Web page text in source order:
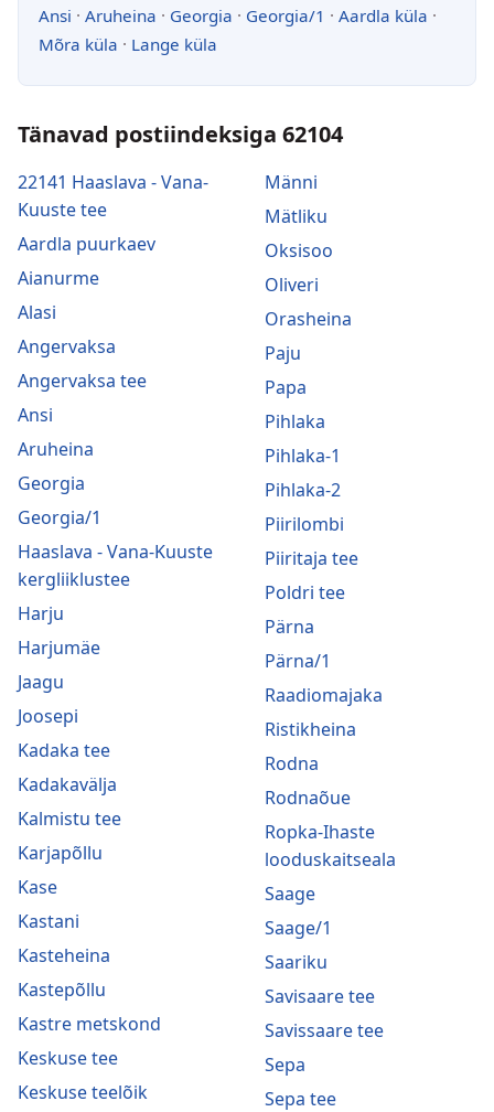
Ansi · Aruheina · Georgia · Georgia/1 · Aardla küla ·
Mõra küla · Lange küla
Tänavad postiindeksiga 62104
22141 Haaslava - Vana-
Kuuste tee
Aardla puurkaev
Aianurme
Alasi
Angervaksa
Angervaksa tee
Ansi
Aruheina
Georgia
Georgia/1
Haaslava - Vana-Kuuste
kergliiklustee
Harju
Harjumäe
Jaagu
Joosepi
Kadaka tee
Kadakavälja
Kalmistu tee
Karjapõllu
Kase
Kastani
Kasteheina
Kastepõllu
Kastre metskond
Keskuse tee
Keskuse teelõik
Männi
Mätliku
Oksisoo
Oliveri
Orasheina
Paju
Papa
Pihlaka
Pihlaka-1
Pihlaka-2
Piirilombi
Piiritaja tee
Poldri tee
Pärna
Pärna/1
Raadiomajaka
Ristikheina
Rodna
Rodnaõue
Ropka-Ihaste
looduskaitseala
Saage
Saage/1
Saariku
Savisaare tee
Savissaare tee
Sepa
Sepa tee